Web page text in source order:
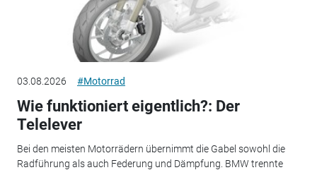
03.08.2026 #Motorrad
Wie funktioniert eigentlich?: Der
Telelever
Bei den meisten Motorrädern übernimmt die Gabel sowohl die
Radführung als auch Federung und Dämpfung. BMW trennte